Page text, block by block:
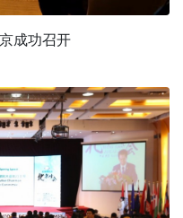
成功召开